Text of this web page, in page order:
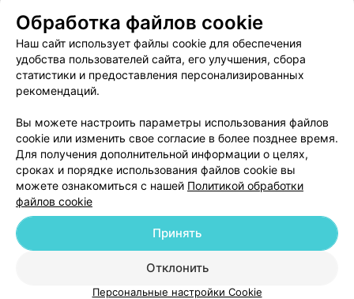
Пользовательское соглашение
Способы оплаты
Вакансии
Партнеры
Написать руководителю 103.by
Обработка персональных данных
© 2026 ООО «Артокс Лаб», УНП 191700409
| 220012, Республика Беларусь,
г. Минск, улица Толбухина, 2, пом. 16 | help@103.by
Служба поддержки +375 291212755
Обработка файлов cookie
Наш сайт использует файлы cookie для обеспечения
удобства пользователей сайта, его улучшения, сбора
статистики и предоставления персонализированных
рекомендаций.
Вы можете настроить параметры использования файлов
cookie или изменить свое согласие в более позднее время.
Для получения дополнительной информации о целях,
сроках и порядке использования файлов cookie вы
можете ознакомиться с нашей Политикой обработки
файлов cookie
Отклонить
Принять
Персональные настройки Cookie